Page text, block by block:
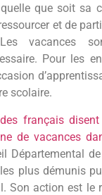
que soit sa
et de
Les vacances
Pour les
scolaire.
français
de vacances
Départemental de
plus démunis
Son action est le